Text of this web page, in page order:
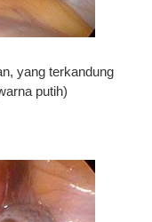
yang terkandung
putih)